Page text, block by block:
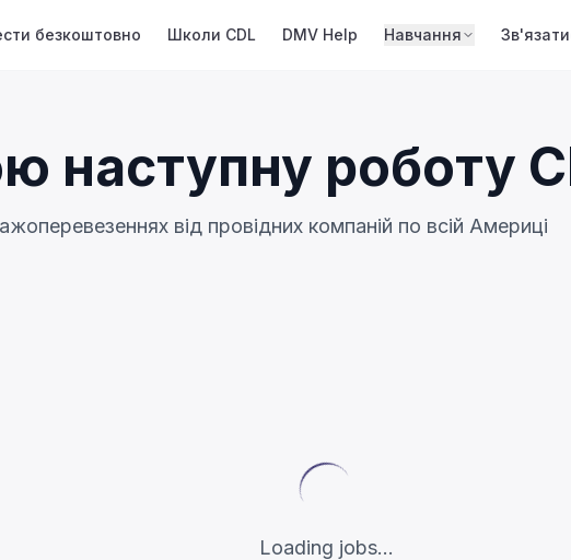
безкоштовно Школи CDL DMV Help Навчання
наступну роботу
від провідних компаній по всій Америці
Loading jobs...